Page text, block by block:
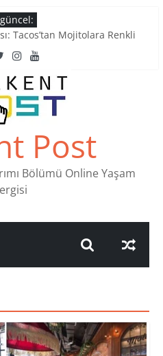
Tacos’tan Mojitolara Renkli
Yaşatan 4 Müzik Durağı
to Find Stamps in Ankara
Köklü Pastanesi
Post
Bölümü Online Yaşam